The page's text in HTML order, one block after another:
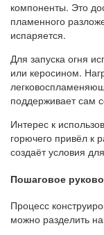
компоненты. Это
пламенного
испаряется.
Для запуска огня
или керосином.
поддерживает сам
Интерес к
горючего привёл к
создаёт условия
Пошаговое
Процесс
можно разделить